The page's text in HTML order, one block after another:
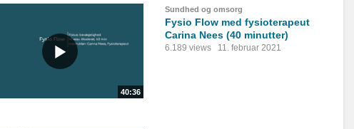
40:36
Sundhed og omsorg
Fysio Flow med fysioterapeut
Carina Nees (40 minutter)
6.189 views 11. februar 2021